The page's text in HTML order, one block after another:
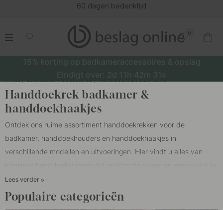
(16179)
.
0
.
15% korting op badkameraccessoires & opslag
Eindigt over: 2d 11h 42m 30s
Thuis Badkamer Accessoires Handdoekrek badkamer
Handdoekrek badkamer &
handdoekhaakjes
Ontdek ons ruime assortiment handdoekrekken voor de
badkamer, handdoekhouders en handdoekhaakjes in
verschillende modellen en uitvoeringen. Hier vindt u alles van
monteren zelfklevende modellen. Om de badkamer netjes,
overzichtelijk en gemakkelijk in gebruik te houden, bieden onze
badkamer accessoires
, zoals handdoekstangen en
Lees verder
Populaire categorieën